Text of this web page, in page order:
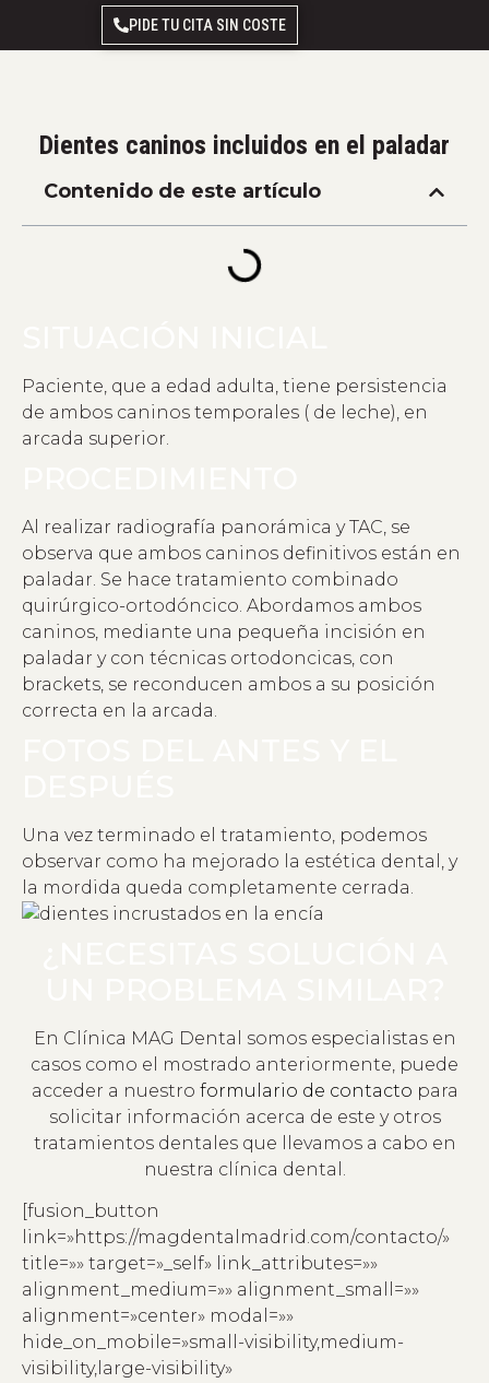
PIDE TU CITA SIN COSTE
Dientes caninos incluidos en el paladar
Contenido de este artículo
Paciente, que a edad adulta, tiene persistencia
de ambos caninos temporales ( de leche), en
arcada superior.
Al realizar radiografía panorámica y TAC, se
observa que ambos caninos definitivos están en
paladar. Se hace tratamiento combinado
quirúrgico-ortodóncico. Abordamos ambos
caninos, mediante una pequeña incisión en
paladar y con técnicas ortodoncicas, con
brackets, se reconducen ambos a su posición
correcta en la arcada.
Una vez terminado el tratamiento, podemos
observar como ha mejorado la estética dental, y
la mordida queda completamente cerrada.
En Clínica MAG Dental somos especialistas en
casos como el mostrado anteriormente, puede
acceder a nuestro formulario de contacto para
solicitar información acerca de este y otros
tratamientos dentales que llevamos a cabo en
nuestra clínica dental.
[fusion_button
link=»https://magdentalmadrid.com/contacto/»
title=»» target=»_self» link_attributes=»»
alignment_medium=»» alignment_small=»»
alignment=»center» modal=»»
hide_on_mobile=»small-visibility,medium-
visibility,large-visibility»